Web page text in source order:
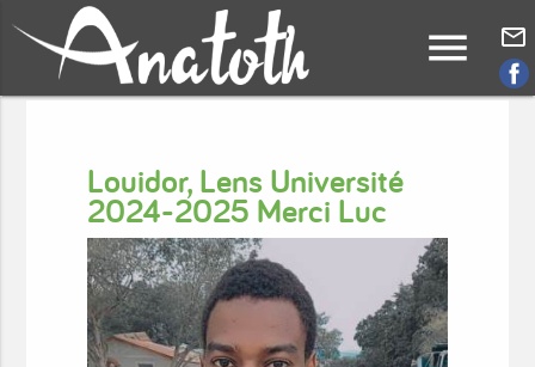
menu mail_outline
Louidor, Lens Université
2024-2025 Merci Luc